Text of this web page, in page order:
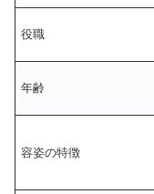
役職
年齢
容姿の特徴